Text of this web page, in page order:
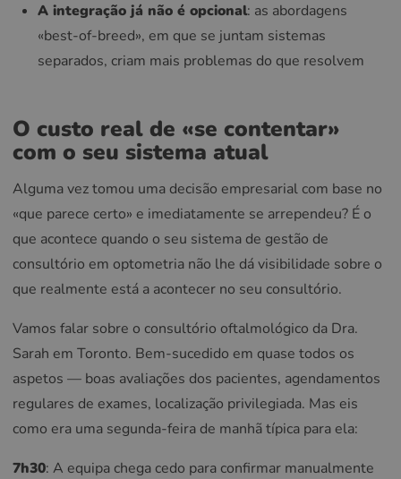
A integração já não é opcional: as abordagens
«best-of-breed», em que se juntam sistemas
separados, criam mais problemas do que resolvem
O custo real de «se contentar»
com o seu sistema atual
Alguma vez tomou uma decisão empresarial com base no
«que parece certo» e imediatamente se arrependeu? É o
que acontece quando o seu sistema de gestão de
consultório em optometria não lhe dá visibilidade sobre o
que realmente está a acontecer no seu consultório.
Vamos falar sobre o consultório oftalmológico da Dra.
Sarah em Toronto. Bem-sucedido em quase todos os
aspetos — boas avaliações dos pacientes, agendamentos
regulares de exames, localização privilegiada. Mas eis
como era uma segunda-feira de manhã típica para ela:
7h30: A equipa chega cedo para confirmar manualmente